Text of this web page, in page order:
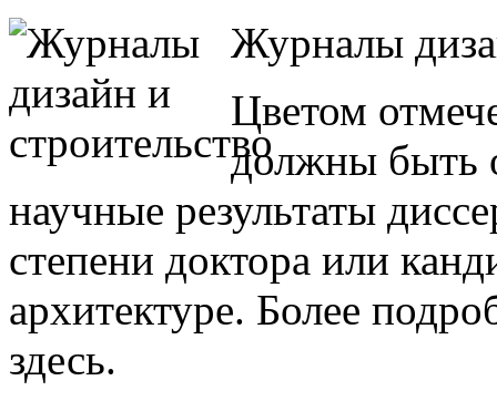
Журналы
Цветом
должны быть
научные результаты
степени доктора или
архитектуре. Более
здесь.